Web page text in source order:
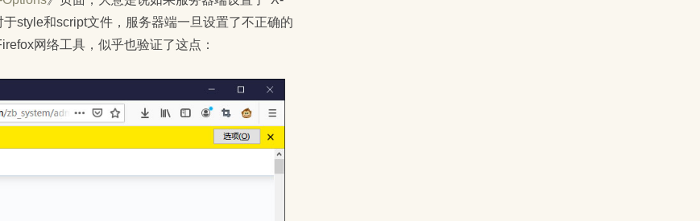
style和script文件，服务器端一旦设置了不正确的
网络工具，似乎也验证了这点：